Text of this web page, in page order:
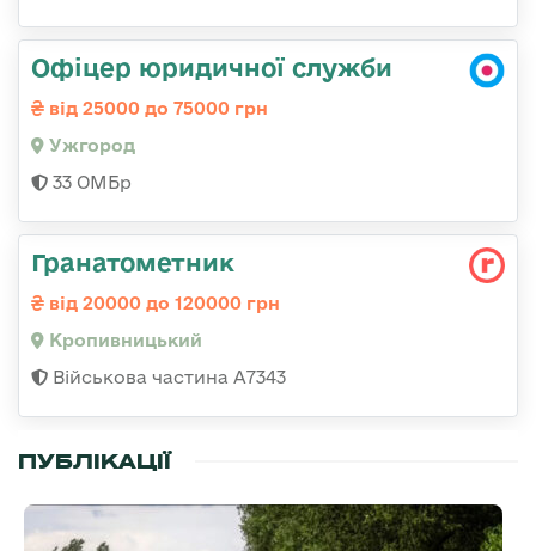
Офіцер юридичної служби
від 25000 до 75000 грн
Ужгород
33 ОМБр
Гранатометник
від 20000 до 120000 грн
Кропивницький
Військова частина А7343
ПУБЛІКАЦІЇ